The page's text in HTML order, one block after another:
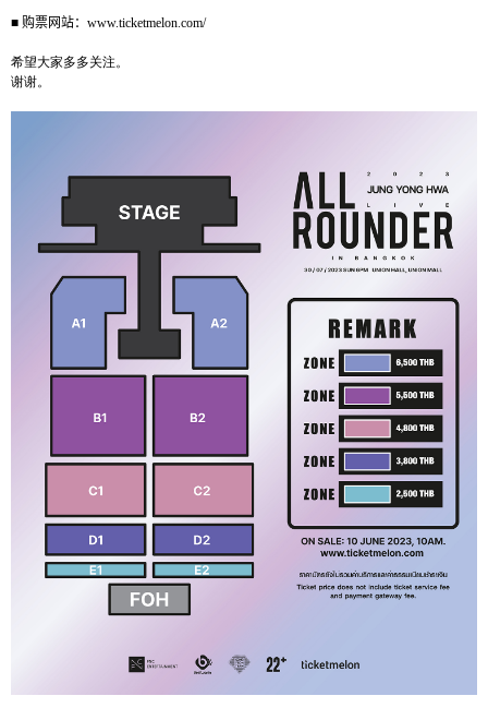
■ 购票网站： www.ticketmelon.com/
希望大家多多关注。
谢谢。